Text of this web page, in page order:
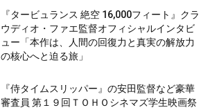
『タービュランス 絶空 16,000フィート』クラ
ウディオ・ファエ監督オフィシャルインタビ
ュー「本作は、人間の回復力と真実の解放力
の核心へと迫る旅」
『侍タイムスリッパー』の安田監督など豪華
審査員 第１９回ＴＯＨＯシネマズ学生映画祭